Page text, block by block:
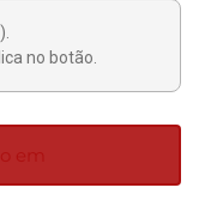
no botão.
em